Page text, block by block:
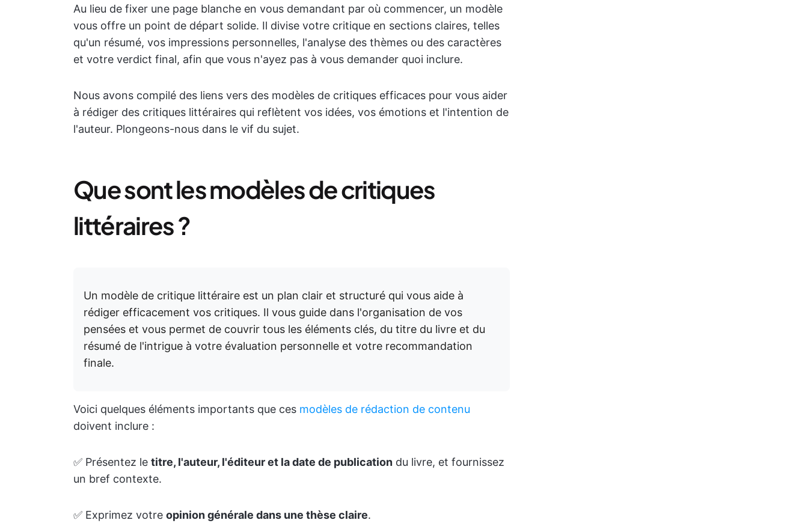
Au lieu de fixer une page blanche en vous demandant par où commencer, un modèle
vous offre un point de départ solide. Il divise votre critique en sections claires, telles
qu'un résumé, vos impressions personnelles, l'analyse des thèmes ou des caractères
et votre verdict final, afin que vous n'ayez pas à vous demander quoi inclure.
Nous avons compilé des liens vers des modèles de critiques efficaces pour vous aider
à rédiger des critiques littéraires qui reflètent vos idées, vos émotions et l'intention de
l'auteur. Plongeons-nous dans le vif du sujet.
Que sont les modèles de critiques
littéraires ?
Un modèle de critique littéraire est un plan clair et structuré qui vous aide à
rédiger efficacement vos critiques. Il vous guide dans l'organisation de vos
pensées et vous permet de couvrir tous les éléments clés, du titre du livre et du
résumé de l'intrigue à votre évaluation personnelle et votre recommandation
finale.
Voici quelques éléments importants que ces modèles de rédaction de contenu
doivent inclure :
✅ Présentez le titre, l'auteur, l'éditeur et la date de publication du livre, et fournissez
un bref contexte.
✅ Exprimez votre opinion générale dans une thèse claire.